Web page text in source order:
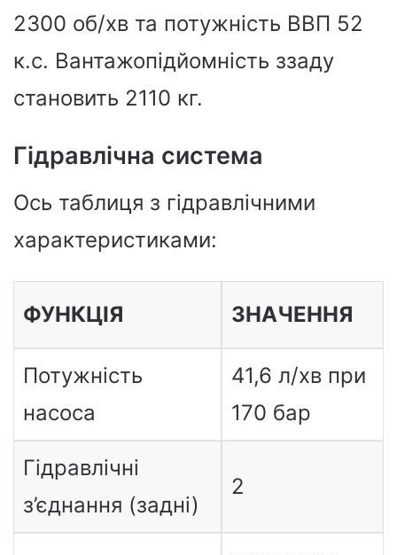
2300 об/хв та потужність ВВП 52
к.с. Вантажопідйомність ззаду
становить 2110 кг.
Гідравлічна система
Ось таблиця з гідравлічними
характеристиками:
ФУНКЦІЯ ЗНАЧЕННЯ
Потужність
насоса
41,6 л/хв при
170 бар
Гідравлічні
з’єднання (задні)
2